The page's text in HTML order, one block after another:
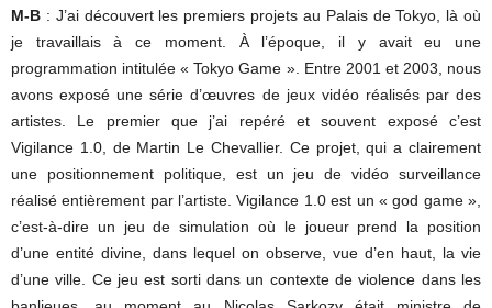
M-B : J’ai découvert les premiers projets au Palais de Tokyo, là où
je travaillais à ce moment. À l’époque, il y avait eu une
programmation intitulée « Tokyo Game ». Entre 2001 et 2003, nous
avons exposé une série d’œuvres de jeux vidéo réalisés par des
artistes. Le premier que j’ai repéré et souvent exposé c’est
Vigilance 1.0, de Martin Le Chevallier. Ce projet, qui a clairement
une positionnement politique, est un jeu de vidéo surveillance
réalisé entièrement par l’artiste. Vigilance 1.0 est un « god game »,
c’est-à-dire un jeu de simulation où le joueur prend la position
d’une entité divine, dans lequel on observe, vue d’en haut, la vie
d’une ville. Ce jeu est sorti dans un contexte de violence dans les